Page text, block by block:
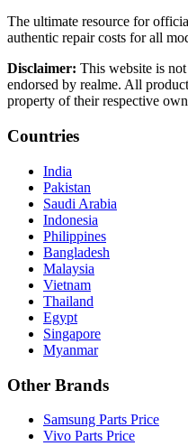
The ultimate resource for
authentic repair costs for all
Disclaimer: This website is
endorsed by realme. All
property of their respective
Countries
India
Pakistan
Saudi Arabia
Indonesia
Philippines
Bangladesh
Malaysia
Vietnam
Thailand
Egypt
Singapore
Myanmar
Other Brands
Samsung Parts Price
Vivo Parts Price